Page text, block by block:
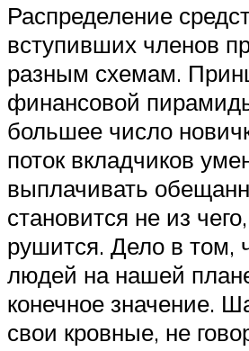
Распределение
вступивших членов
разным схемам.
финансовой
большее число
поток вкладчиков
выплачивать
становится не из
рушится. Дело в том,
людей на нашей
конечное значение.
свои кровные, не